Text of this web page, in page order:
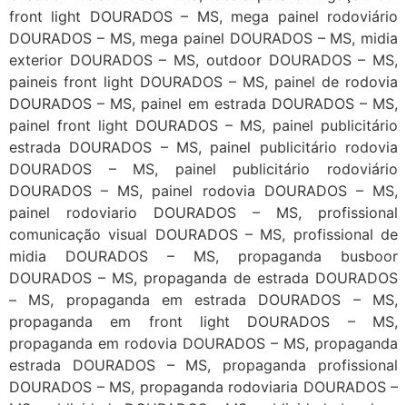
front light DOURADOS – MS, mega painel rodoviário
DOURADOS – MS, mega painel DOURADOS – MS, midia
exterior DOURADOS – MS, outdoor DOURADOS – MS,
paineis front light DOURADOS – MS, painel de rodovia
DOURADOS – MS, painel em estrada DOURADOS – MS,
painel front light DOURADOS – MS, painel publicitário
estrada DOURADOS – MS, painel publicitário rodovia
DOURADOS – MS, painel publicitário rodoviário
DOURADOS – MS, painel rodovia DOURADOS – MS,
painel rodoviario DOURADOS – MS, profissional
comunicação visual DOURADOS – MS, profissional de
midia DOURADOS – MS, propaganda busboor
DOURADOS – MS, propaganda de estrada DOURADOS
– MS, propaganda em estrada DOURADOS – MS,
propaganda em front light DOURADOS – MS,
propaganda em rodovia DOURADOS – MS, propaganda
estrada DOURADOS – MS, propaganda profissional
DOURADOS – MS, propaganda rodoviaria DOURADOS –